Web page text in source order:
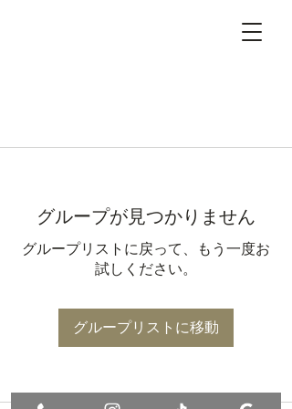
グループが見つかりません
グループリストに戻って、もう一度お
試しください。
グループリストに移動